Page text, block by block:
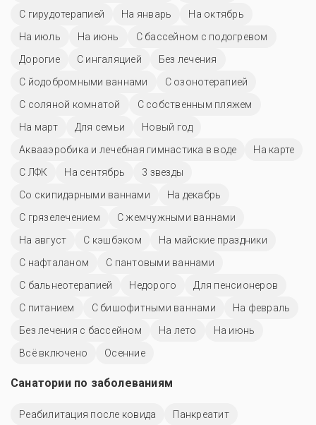
С гирудотерапией
На январь
На октябрь
На июль
На июнь
С бассейном с подогревом
Дорогие
С ингаляцией
Без лечения
С йодобромными ваннами
С озонотерапией
С соляной комнатой
С собственным пляжем
На март
Для семьи
Новый год
Аквааэробика и лечебная гимнастика в воде
На карте
С ЛФК
На сентябрь
3 звезды
Со скипидарными ваннами
На декабрь
С грязелечением
С жемчужными ваннами
На август
С кэшбэком
На майские праздники
С нафталаном
С пантовыми ваннами
С бальнеотерапией
Недорого
Для пенсионеров
С питанием
С бишофитными ваннами
На февраль
Без лечения с бассейном
На лето
На июнь
Всё включено
Осенние
Санатории по заболеваниям
Реабилитация после ковида Панкреатит